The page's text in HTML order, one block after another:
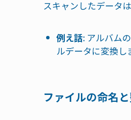
スキャンしたデータ
例え話: アルバム
ルデータに変換し
ファイルの命名